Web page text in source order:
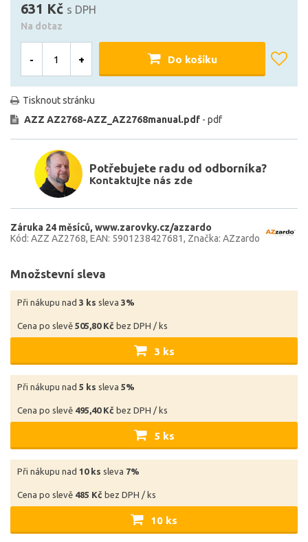
631 Kč s DPH
Na dotaz
- + Do košíku
Tisknout stránku
AZZ AZ2768-AZZ_AZ2768manual.pdf - pdf
Potřebujete radu od odborníka?
Kontaktujte nás zde
Záruka 24 měsíců www.zarovky.cz/azzardo
Kód: AZZ AZ2768 EAN: 5901238427681 Značka: AZzardo
Množstevní sleva
Při nákupu nad 3 ks sleva 3%
Cena po slevě 505,80 Kč bez DPH / ks
3 ks
Při nákupu nad 5 ks sleva 5%
Cena po slevě 495,40 Kč bez DPH / ks
5 ks
Při nákupu nad 10 ks sleva 7%
Cena po slevě 485 Kč bez DPH / ks
10 ks